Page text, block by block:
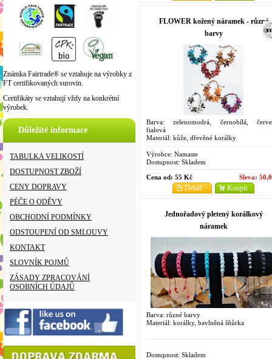
Známka Fairtrade® se vztahuje na výrobky z
FT certifikovaných surovin.
Certifikáty se vztahují vždy na konkrétní
výrobek.
Důležité informace
TABULKA VELIKOSTÍ
DOSTUPNOST ZBOŽÍ
CENY DOPRAVY
PÉČE O ODĚVY
OBCHODNÍ PODMÍNKY
ODSTOUPENÍ OD SMLOUVY
KONTAKT
SLOVNÍK POJMŮ
ZÁSADY ZPRACOVÁNÍ
OSOBNÍCH ÚDAJŮ
FLOWER kožený náramek - různé
barvy
Barva: zelenomodrá, černobílá,
fialová
Materiál: kůže, dřevěné korálky
Výrobce: Namaste
Dostupnost: Skladem
Cena od: 55 Kč Sleva:
Koupit
Detail
Jednořadový pletený korálkový
náramek
Barva: různé barvy
Materiál: korálky, bavlněná šňůrka
Dostupnost: Skladem